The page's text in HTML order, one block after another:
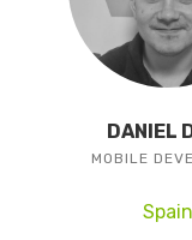
DANIEL
MOBILE
Spain